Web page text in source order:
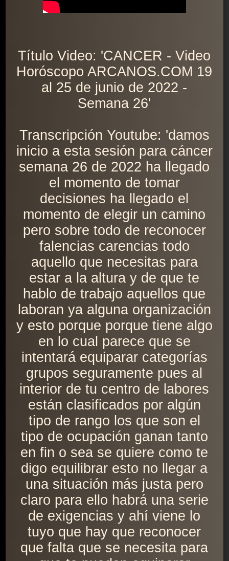
Título Video: 'CANCER - Video
Horóscopo ARCANOS.COM 19
al 25 de junio de 2022 -
Semana 26'
Transcripción Youtube: 'damos
inicio a esta sesión para cáncer
semana 26 de 2022 ha llegado
el momento de tomar
decisiones ha llegado el
momento de elegir un camino
pero sobre todo de reconocer
falencias carencias todo
aquello que necesitas para
estar a la altura y de que te
hablo de trabajo aquellos que
laboran ya alguna organización
y esto porque porque tiene algo
en lo cual parece que se
intentará equiparar categorías
grupos seguramente pues al
interior de tu centro de labores
están clasificados por algún
tipo de rango los que son el
tipo de ocupación ganan tanto
en fin o sea se quiere como te
digo equilibrar esto no llegar a
una situación más justa pero
claro para ello habrá una serie
de exigencias y ahí viene lo
tuyo que hay que reconocer
que falta que se necesita para